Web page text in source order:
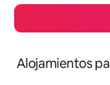
Alojamientos